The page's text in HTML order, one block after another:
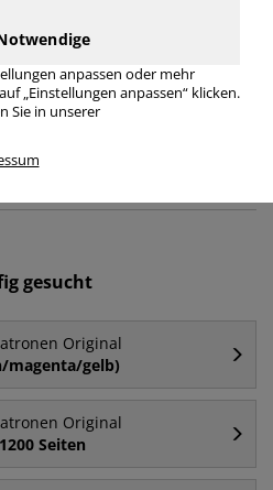
Finden Sie schnell
2x 100 Seiten mit unserer
ca. 2x 100 Seiten
gesucht
Original
magenta/gelb)
Original
Seiten
anpassen oder mehr
„Einstellungen anpassen“ klicken.
Sie in unserer